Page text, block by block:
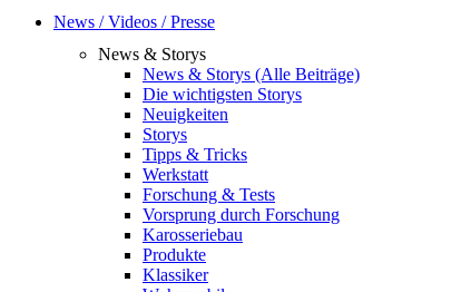
News / Videos / Presse
News & Storys
News & Storys (Alle Beiträge)
Die wichtigsten Storys
Neuigkeiten
Storys
Tipps & Tricks
Werkstatt
Forschung & Tests
Vorsprung durch Forschung
Karosseriebau
Produkte
Klassiker